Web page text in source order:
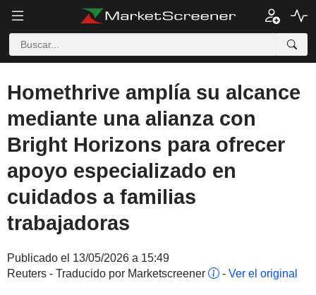
Homethrive amplía su alcance
mediante una alianza con
Bright Horizons para ofrecer
apoyo especializado en
cuidados a familias
trabajadoras
Publicado el 13/05/2026 a 15:49
Reuters - Traducido por Marketscreener
- Ver el original